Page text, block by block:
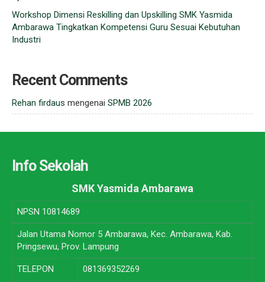
Workshop Dimensi Reskilling dan Upskilling SMK Yasmida
Ambarawa Tingkatkan Kompetensi Guru Sesuai Kebutuhan
Industri
Recent Comments
Rehan firdaus mengenai SPMB 2026
Info Sekolah
SMK Yasmida Ambarawa
NPSN 10814689
Jalan Utama Nomor 5 Ambarawa, Kec. Ambarawa, Kab.
Pringsewu, Prov. Lampung
TELEPON 081369352269